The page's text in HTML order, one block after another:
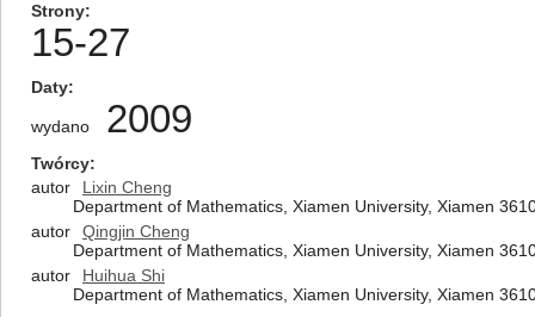
Strony
15-27
Daty
wydano 2009
Twórcy
autor
Lixin Cheng
Department of Mathematics, Xiamen University, Xiamen
autor
Qingjin Cheng
Department of Mathematics, Xiamen University, Xiamen
autor
Huihua Shi
Department of Mathematics, Xiamen University, Xiamen